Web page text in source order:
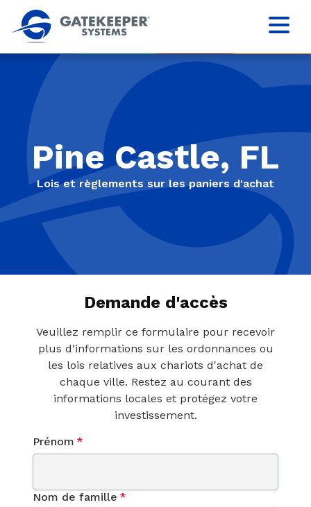
Pine Castle, FL
Lois et règlements sur les paniers d'achat
Demande d'accès
Veuillez remplir ce formulaire pour recevoir
plus d'informations sur les ordonnances ou
les lois relatives aux chariots d'achat de
chaque ville. Restez au courant des
informations locales et protégez votre
investissement.
Prénom *
Nom de famille *